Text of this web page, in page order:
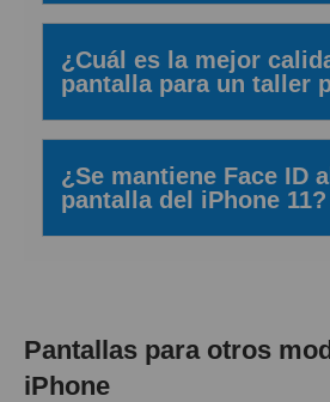
¿Cuál es la mejor
pantalla para un taller
¿Se mantiene Face ID
pantalla del iPhone 11?
Pantallas para otros
iPhone